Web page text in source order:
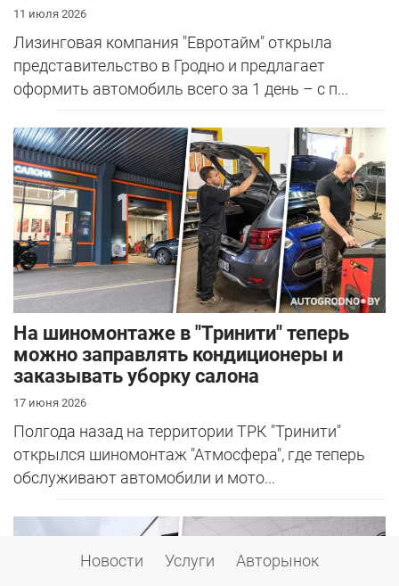
11 июля 2026
Лизинговая компания "Евротайм" открыла
представительство в Гродно и предлагает
оформить автомобиль всего за 1 день – с п...
На шиномонтаже в "Тринити" теперь
можно заправлять кондиционеры и
заказывать уборку салона
17 июня 2026
Полгода назад на территории ТРК "Тринити"
открылся шиномонтаж "Атмосфера", где теперь
обслуживают автомобили и мото...
Новости Услуги Авторынок